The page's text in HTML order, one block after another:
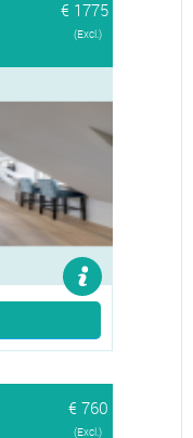
€ 1775
(Excl.)
€ 760
(Excl.)